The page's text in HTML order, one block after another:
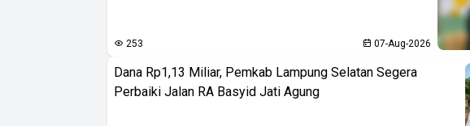
253 07-Aug-2026
Dana Rp1,13 Miliar, Pemkab Lampung Selatan Segera
Perbaiki Jalan RA Basyid Jati Agung